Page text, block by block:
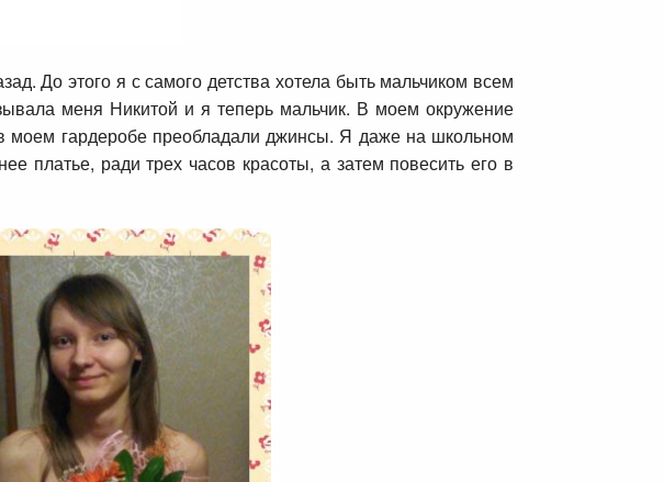
До этого я с самого детства хотела быть мальчиком всем
меня Никитой и я теперь мальчик. В моем окружение
моем гардеробе преобладали джинсы. Я даже на школьном
платье, ради трех часов красоты, а затем повесить его в